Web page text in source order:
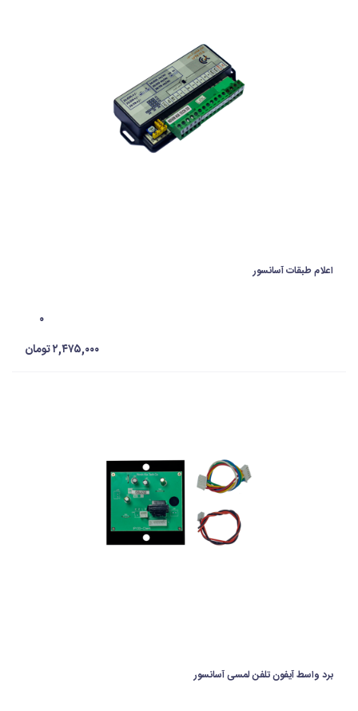
اعلام طبقات آسانسور
۰
۲,۴۷۵,۰۰۰ تومان
برد واسط آیفون تلفن لمسی آسانسور